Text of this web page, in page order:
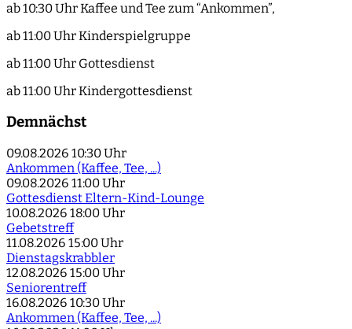
ab 10:30 Uhr Kaffee und Tee zum “Ankommen”,
ab 11:00 Uhr Kinderspielgruppe
ab 11:00 Uhr Gottesdienst
ab 11:00 Uhr Kindergottesdienst
Demnächst
09.08.2026 10:30 Uhr
Ankommen (Kaffee, Tee, ...)
09.08.2026 11:00 Uhr
Gottesdienst Eltern-Kind-Lounge
10.08.2026 18:00 Uhr
Gebetstreff
11.08.2026 15:00 Uhr
Dienstagskrabbler
12.08.2026 15:00 Uhr
Seniorentreff
16.08.2026 10:30 Uhr
Ankommen (Kaffee, Tee, ...)